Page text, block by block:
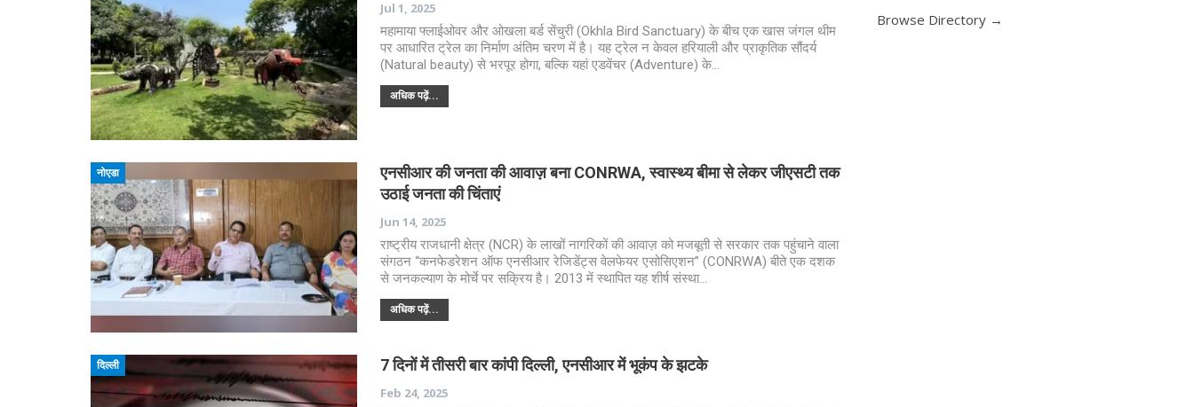
Jul 1, 2025
महामाया फ्लाईओवर और ओखला बर्ड सेंचुरी (Okhla Bird Sanctuary) के बीच एक खास जंगल थीम
पर आधारित ट्रेल का निर्माण अंतिम चरण में है। यह ट्रेल न केवल हरियाली और प्राकृतिक सौंदर्य
(Natural beauty) से भरपूर होगा, बल्कि यहां एडवेंचर (Adventure) के…
अधिक पढ़ें...
नोएडा
एनसीआर की जनता की आवाज़ बना CONRWA, स्वास्थ्य बीमा से लेकर जीएसटी तक
उठाई जनता की चिंताएं
Jun 14, 2025
राष्ट्रीय राजधानी क्षेत्र (NCR) के लाखों नागरिकों की आवाज़ को मजबूती से सरकार तक पहुंचाने वाला
संगठन “कनफेडरेशन ऑफ एनसीआर रेजिडेंट्स वेलफेयर एसोसिएशन” (CONRWA) बीते एक दशक
से जनकल्याण के मोर्चे पर सक्रिय है। 2013 में स्थापित यह शीर्ष संस्था…
अधिक पढ़ें...
दिल्ली 7 दिनों में तीसरी बार कांपी दिल्ली, एनसीआर में भूकंप के झटके
Feb 24, 2025
Browse Directory →